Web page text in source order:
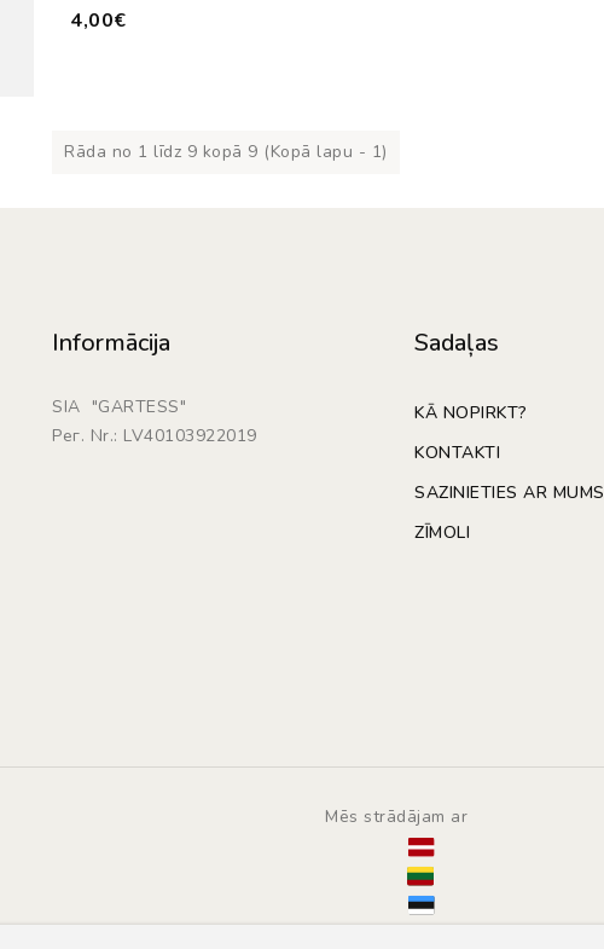
4,00€
Rāda no 1 līdz 9 kopā 9 (Kopā lapu - 1)
Informācija
SIA "GARTESS"
Рег. Nr.: LV40103922019
Sadaļas
KĀ NOPIRKT?
KONTAKTI
SAZINIETIES AR MUMS
ZĪMOLI
Mēs strādājam ar